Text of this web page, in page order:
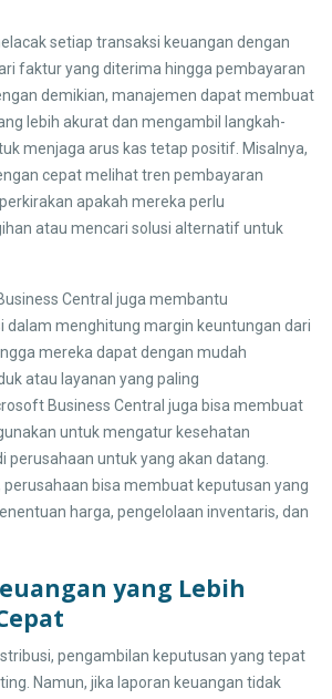
setiap transaksi keuangan dengan
faktur yang diterima hingga pembayaran
demikian, manajemen dapat membuat
lebih akurat dan mengambil langkah-
menjaga arus kas tetap positif. Misalnya,
cepat melihat tren pembayaran
apakah mereka perlu
atau mencari solusi alternatif untuk
Central juga membantu
dalam menghitung margin keuntungan dari
mereka dapat dengan mudah
atau layanan yang paling
Business Central juga bisa membuat
untuk mengatur kesehatan
perusahaan untuk yang akan datang.
perusahaan bisa membuat keputusan yang
harga, pengelolaan inventaris, dan
yang Lebih
pengambilan keputusan yang tepat
Namun, jika laporan keuangan tidak